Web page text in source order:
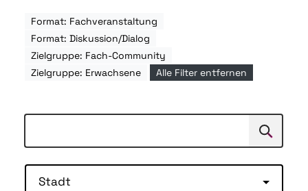
Format: Fachveranstaltung
Format: Diskussion/Dialog
Zielgruppe: Fach-Community
Zielgruppe: Erwachsene
Alle Filter entfernen
Suchen
Stadt